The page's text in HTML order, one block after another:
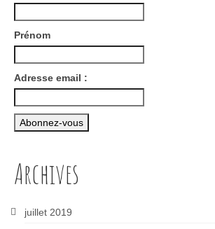
Prénom
Adresse email :
Archives
juillet 2019